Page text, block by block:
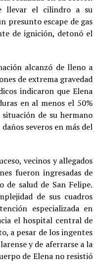
llevar el cilindro a su
presunto escape de gas
de ignición, detonó el
alcanzó de lleno a
de extrema gravedad
indicaron que Elena
en al menos el 50%
de su hermano
severos en más del
vecinos y allegados
fueron ingresadas de
de salud de San Felipe.
de sus cuadros
especializada en
el hospital central de
a pesar de los ingentes
y de aferrarse a la
de Elena no resistió